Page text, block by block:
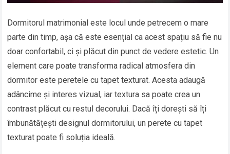
Dormitorul matrimonial este locul unde petrecem o mare
parte din timp, așa că este esențial ca acest spațiu să fie nu
doar confortabil, ci și plăcut din punct de vedere estetic. Un
element care poate transforma radical atmosfera din
dormitor este peretele cu tapet texturat. Acesta adaugă
adâncime și interes vizual, iar textura sa poate crea un
contrast plăcut cu restul decorului. Dacă îți dorești să îți
îmbunătățești designul dormitorului, un perete cu tapet
texturat poate fi soluția ideală.